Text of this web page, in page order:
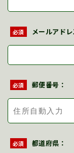
必須 メールアドレ
必須 郵便番号：
必須 都道府県：